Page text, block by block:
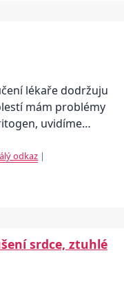
lékaře dodržuju
mám problémy
uvidíme…
odkaz |
srdce, ztuhlé